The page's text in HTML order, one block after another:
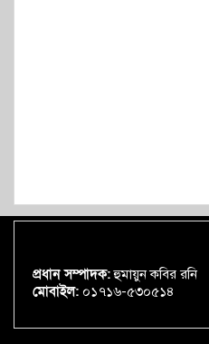
প্রধান সম্পাদক:হুমায়ুন কবির রনি
মোবাইল: ০১৭১৬-৫৩০৫১৪